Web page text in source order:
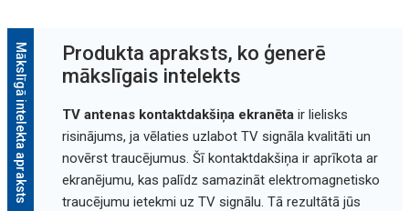
Mākslīgā intelekta apraksts
Produkta apraksts, ko ģenerē
mākslīgais intelekts
TV antenas kontaktdakšiņa ekranētair lielisks
risinājums, ja vēlaties uzlabot TV signāla kvalitāti un
novērst traucējumus. Šī kontaktdakšiņa ir aprīkota ar
ekranējumu, kas palīdz samazināt elektromagnetisko
traucējumu ietekmi uz TV signālu. Tā rezultātā jūs